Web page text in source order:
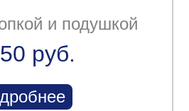
и подушкой
руб.